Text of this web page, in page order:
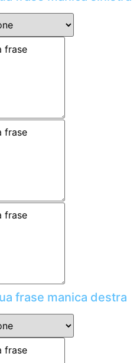
frase manica destra